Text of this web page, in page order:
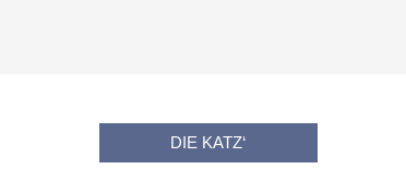
DIE KATZ‘